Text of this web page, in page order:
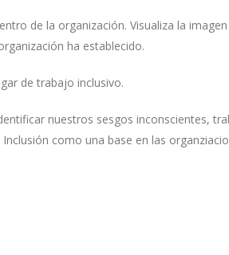
de la organización. Visualiza la
ha establecido.
de trabajo inclusivo.
nuestros sesgos inconscientes,
como una base en las